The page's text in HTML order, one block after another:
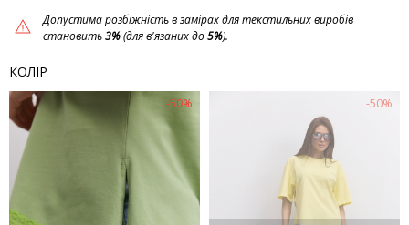
Допустима розбіжність в замірах для текстильних виробів
становить3%(для в'язаних до5%).
КОЛІР
-50% -50%